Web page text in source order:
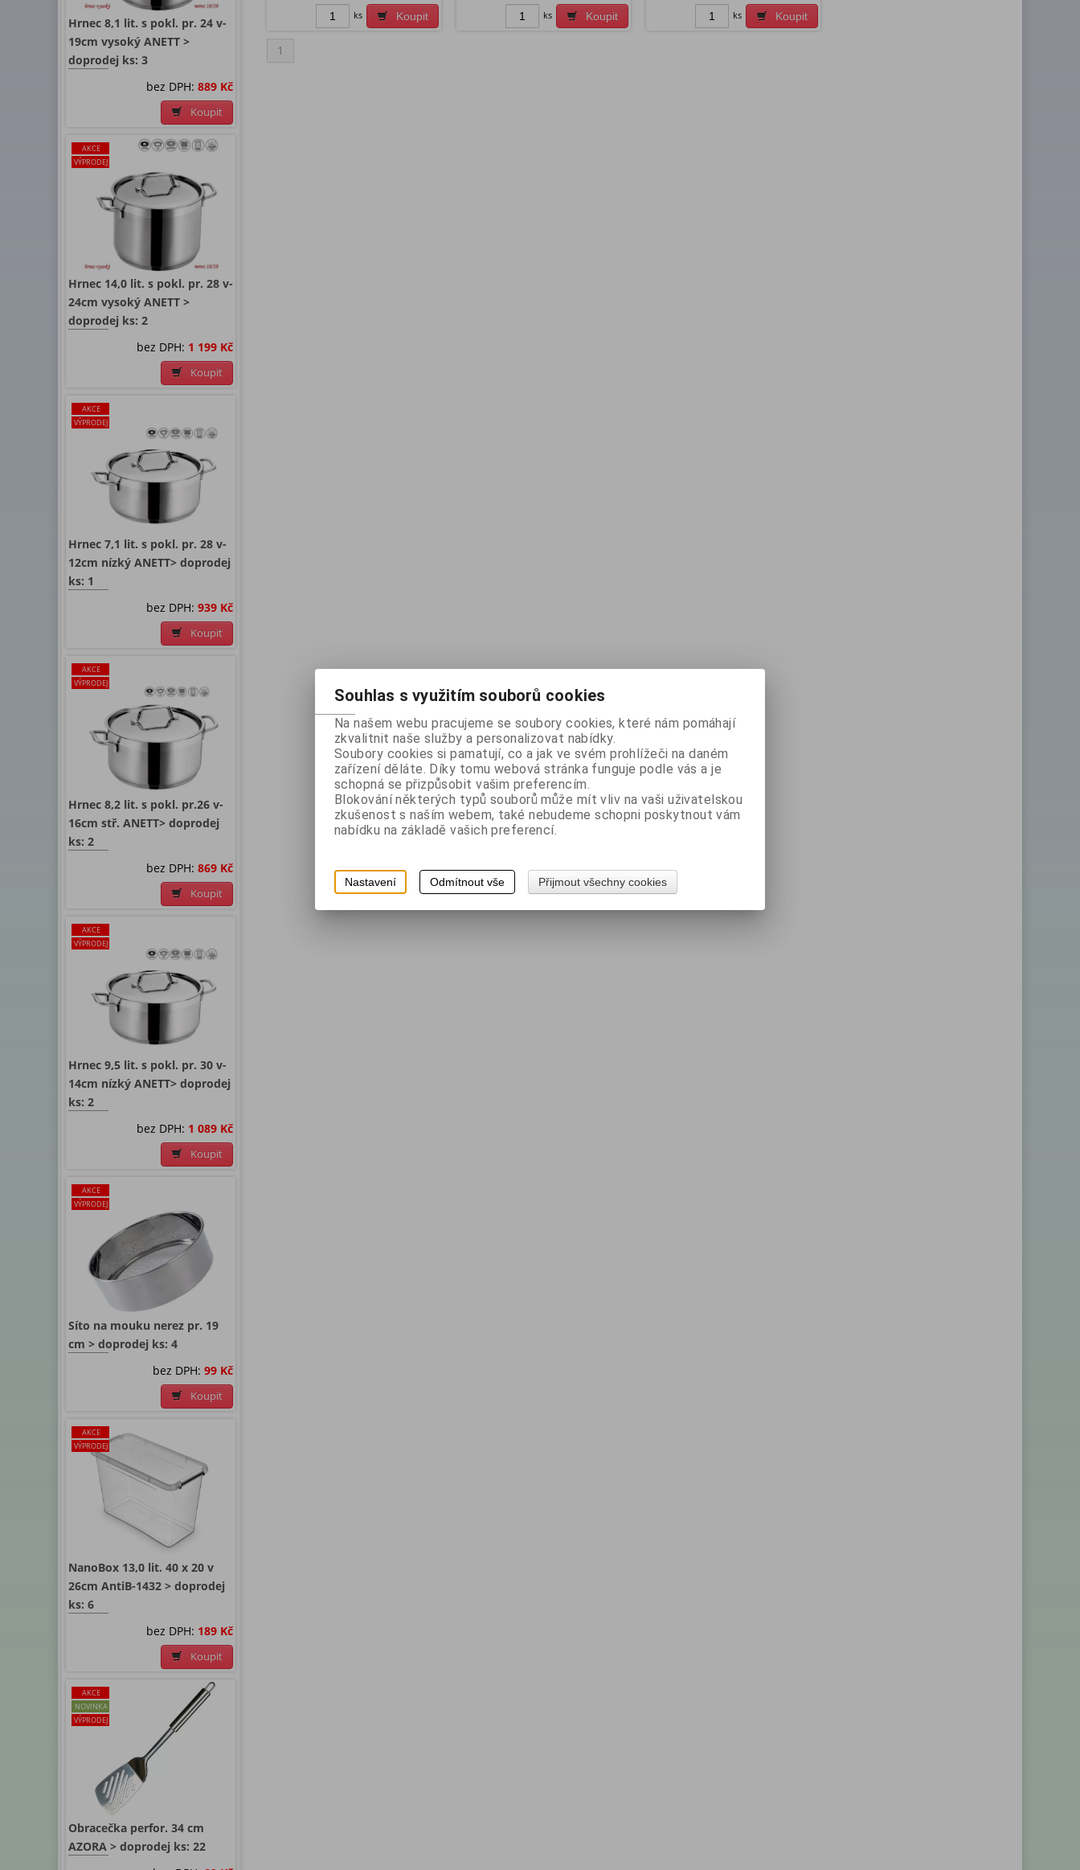
Hrnec 8,1 lit. s pokl. pr. 24 v-
19cm vysoký ANETT >
doprodej ks: 3
bez DPH: 889 Kč
Koupit
AKCE
VÝPRODEJ
Hrnec 14,0 lit. s pokl. pr. 28 v-
24cm vysoký ANETT >
doprodej ks: 2
bez DPH: 1 199 Kč
Koupit
AKCE
VÝPRODEJ
Hrnec 7,1 lit. s pokl. pr. 28 v-
12cm nízký ANETT> doprodej
ks: 1
bez DPH: 939 Kč
Koupit
AKCE
VÝPRODEJ
Hrnec 8,2 lit. s pokl. pr.26 v-
16cm stř. ANETT> doprodej
ks: 2
bez DPH: 869 Kč
Koupit
AKCE
VÝPRODEJ
Hrnec 9,5 lit. s pokl. pr. 30 v-
14cm nízký ANETT> doprodej
ks: 2
bez DPH: 1 089 Kč
Koupit
AKCE
VÝPRODEJ
Síto na mouku nerez pr. 19
cm > doprodej ks: 4
bez DPH: 99 Kč
Koupit
AKCE
VÝPRODEJ
NanoBox 13,0 lit. 40 x 20 v
26cm AntiB-1432 > doprodej
ks: 6
bez DPH: 189 Kč
Koupit
AKCE
NOVINKA
VÝPRODEJ
Obracečka perfor. 34 cm
AZORA > doprodej ks: 22
Koupit
ks Koupit
ks Koupit
ks
1
Souhlas s využitím souborů cookies
Na našem webu pracujeme se soubory cookies, které nám pomáhají
zkvalitnit naše služby a personalizovat nabídky.
Soubory cookies si pamatují, co a jak ve svém prohlížeči na daném
zařízení děláte. Díky tomu webová stránka funguje podle vás a je
schopná se přizpůsobit vašim preferencím.
Blokování některých typů souborů může mít vliv na vaši uživatelskou
zkušenost s naším webem, také nebudeme schopni poskytnout vám
nabídku na základě vašich preferencí.
Nastavení Odmítnout vše Přijmout všechny cookies